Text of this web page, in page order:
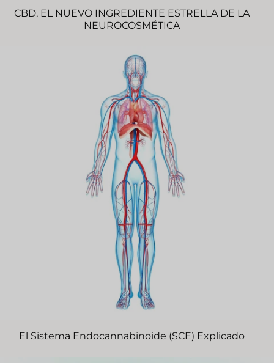
CBD, EL NUEVO INGREDIENTE ESTRELLA DE LA
NEUROCOSMÉTICA
El Sistema Endocannabinoide (SCE) Explicado